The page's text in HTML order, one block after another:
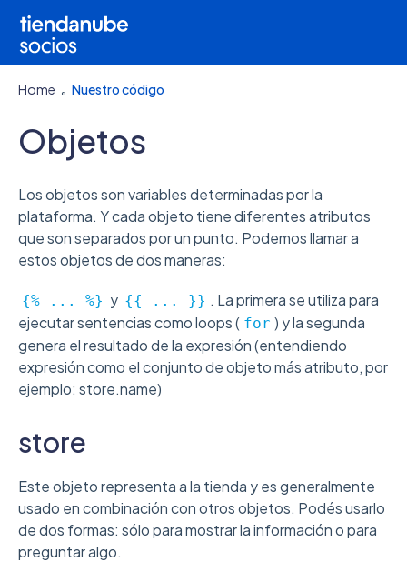
Home Nuestro código
Objetos
Los objetos son variables determinadas por la
plataforma. Y cada objeto tiene diferentes atributos
que son separados por un punto. Podemos llamar a
estos objetos de dos maneras:
{% ... %} y {{ ... }} . La primera se utiliza para
ejecutar sentencias como loops ( for ) y la segunda
genera el resultado de la expresión (entendiendo
expresión como el conjunto de objeto más atributo, por
ejemplo: store.name)
store
Este objeto representa a la tienda y es generalmente
usado en combinación con otros objetos. Podés usarlo
de dos formas: sólo para mostrar la información o para
preguntar algo.